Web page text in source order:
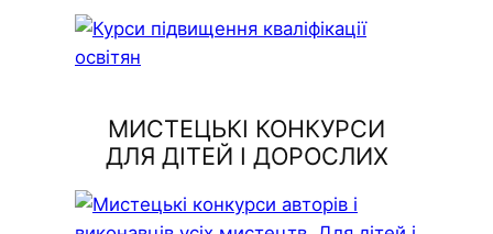
МИСТЕЦЬКІ КОНКУРСИ
ДЛЯ ДІТЕЙ І ДОРОСЛИХ